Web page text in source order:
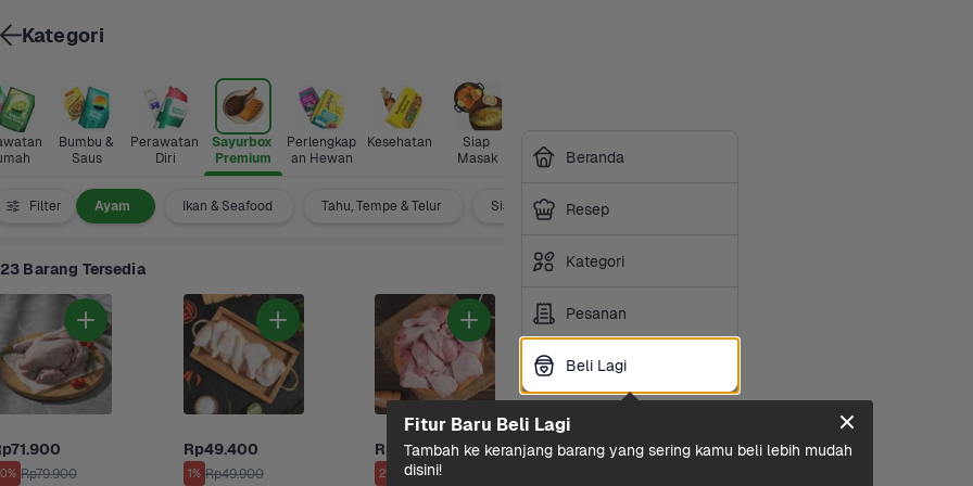
Bumbu &
Saus
Perawatan
Diri
Sayurbox
Premium
Perlengkap
an Hewan
Kesehatan
Siap
Masak
Filter
Daging Ayam Ikan & Seafood Tahu, Tempe & Telur Siap Saji & Olahan
23 Barang Tersedia
Rp79.900
Rp49.400
1% Rp49.900
Rp65.500
2%
Rp67.500
Beranda
Resep
Kategori
Pesanan
Beli Lagi
Kategori
Beli Lagi
Fitur Baru Beli Lagi
Tambah ke keranjang barang yang sering kamu beli lebih mudah
disini!